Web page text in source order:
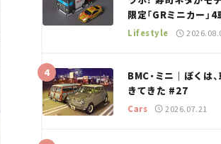
限定「GRミニカー」4
登場。入手方法は？【
Lifestyle
BMC・ミニ｜ぼくは
きてきた #27
Cars 2026.07.21